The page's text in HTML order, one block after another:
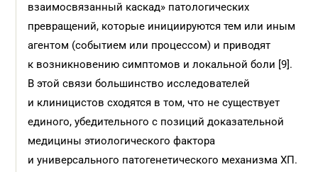
взаимосвязанный каскад» патологических
превращений, которые инициируются тем или иным
агентом (событием или процессом) и приводят
к возникновению симптомов и локальной боли [9].
В этой связи большинство исследователей
и клиницистов сходятся в том, что не существует
единого, убедительного с позиций доказательной
медицины этиологического фактора
и универсального патогенетического механизма ХП.